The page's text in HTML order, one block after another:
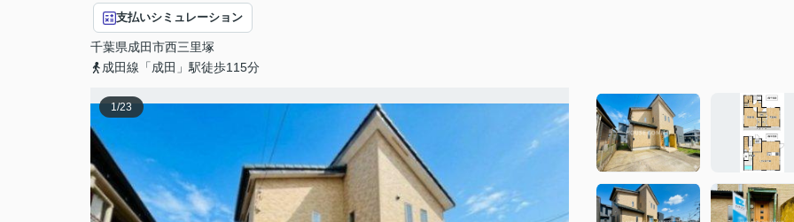
支払いシミュレーション
千葉県成田市西三里塚
成田線「成田」駅徒歩115分
1/23